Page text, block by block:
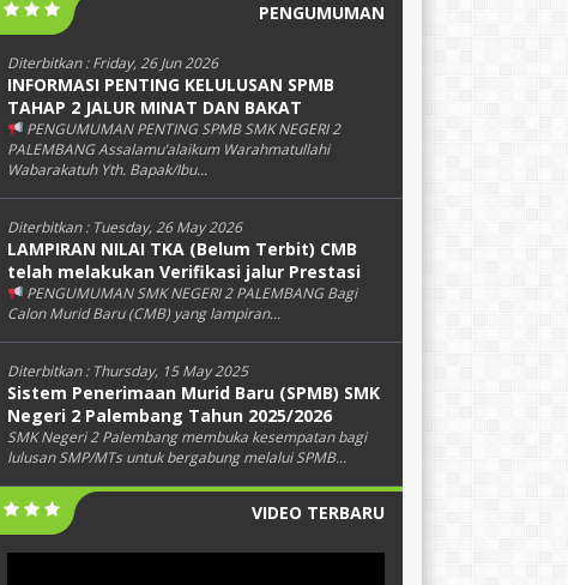
PENGUMUMAN
Diterbitkan :Friday, 26 Jun 2026
INFORMASI PENTING KELULUSAN SPMB
TAHAP 2 JALUR MINAT DAN BAKAT
PENGUMUMAN PENTING SPMB SMK NEGERI 2
PALEMBANG Assalamu’alaikum Warahmatullahi
Wabarakatuh Yth. Bapak/Ibu...
Diterbitkan : Tuesday, 26 May 2026
LAMPIRAN NILAI TKA (Belum Terbit) CMB
telah melakukan Verifikasi jalur Prestasi
PENGUMUMAN SMK NEGERI 2 PALEMBANG Bagi
Calon Murid Baru (CMB) yang lampiran...
Diterbitkan : Thursday, 15 May 2025
Sistem Penerimaan Murid Baru (SPMB) SMK
Negeri 2 Palembang Tahun 2025/2026
SMK Negeri 2 Palembang membuka kesempatan bagi
lulusan SMP/MTs untuk bergabung melalui SPMB...
VIDEO TERBARU